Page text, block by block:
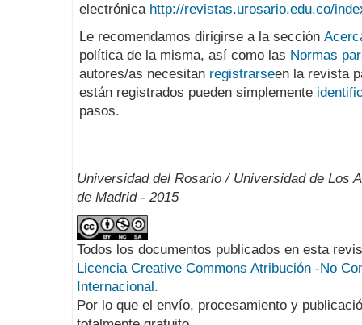
electrónica http://revistas.urosario.edu.co/
Le recomendamos dirigirse a la sección
política de la misma, así como las Normas
autores/as necesitan registrarseen la revista
están registrados pueden simplemente
pasos.
Universidad del Rosario / Universidad de Los
de Madrid - 2015
Todos los documentos publicados en esta
Licencia Creative Commons Atribución -No
Internacional.
Por lo que el envío, procesamiento y